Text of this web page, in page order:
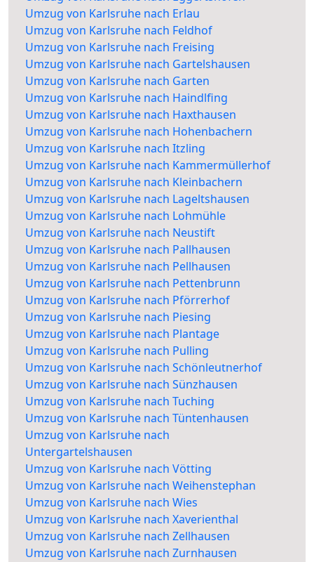
Umzug von Karlsruhe nach Erlau
Umzug von Karlsruhe nach Feldhof
Umzug von Karlsruhe nach Freising
Umzug von Karlsruhe nach Gartelshausen
Umzug von Karlsruhe nach Garten
Umzug von Karlsruhe nach Haindlfing
Umzug von Karlsruhe nach Haxthausen
Umzug von Karlsruhe nach Hohenbachern
Umzug von Karlsruhe nach Itzling
Umzug von Karlsruhe nach Kammermüllerhof
Umzug von Karlsruhe nach Kleinbachern
Umzug von Karlsruhe nach Lageltshausen
Umzug von Karlsruhe nach Lohmühle
Umzug von Karlsruhe nach Neustift
Umzug von Karlsruhe nach Pallhausen
Umzug von Karlsruhe nach Pellhausen
Umzug von Karlsruhe nach Pettenbrunn
Umzug von Karlsruhe nach Pförrerhof
Umzug von Karlsruhe nach Piesing
Umzug von Karlsruhe nach Plantage
Umzug von Karlsruhe nach Pulling
Umzug von Karlsruhe nach Schönleutnerhof
Umzug von Karlsruhe nach Sünzhausen
Umzug von Karlsruhe nach Tuching
Umzug von Karlsruhe nach Tüntenhausen
Umzug von Karlsruhe nach
Untergartelshausen
Umzug von Karlsruhe nach Vötting
Umzug von Karlsruhe nach Weihenstephan
Umzug von Karlsruhe nach Wies
Umzug von Karlsruhe nach Xaverienthal
Umzug von Karlsruhe nach Zellhausen
Umzug von Karlsruhe nach Zurnhausen